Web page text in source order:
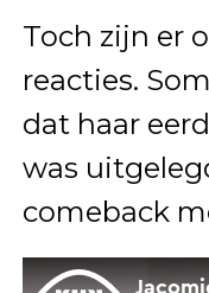
Toch zijn er
reacties.
dat haar
was
comeback